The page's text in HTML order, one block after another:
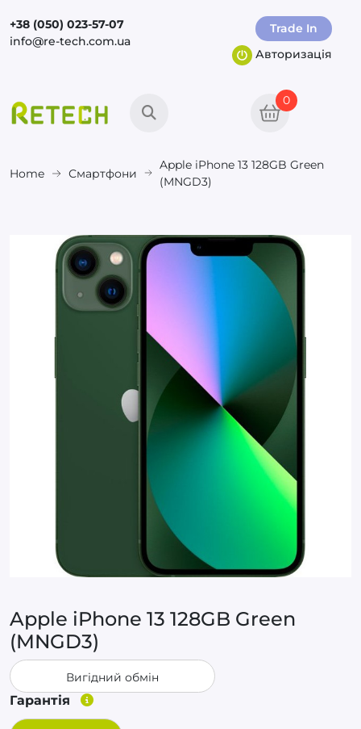
+38 (050) 023-57-07
info@re-tech.com.ua
Trade In
Авторизація
0
Home Смартфони
Apple iPhone 13 128GB Green
(MNGD3)
Apple iPhone 13 128GB Green
(MNGD3)
Вигідний обмін
Гарантія